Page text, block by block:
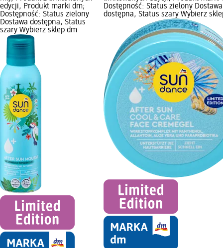
edycji, Produkt marki dm;
Dostępność: Status zielony
Dostawa dostępna, Status
szary Wybierz sklep dm
Dostępność: Status zielony Dostawa
dostępna, Status szary Wybierz